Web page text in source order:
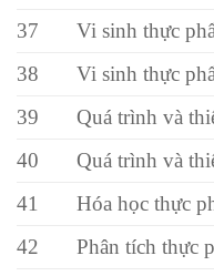
37
Vi sinh thực
38
Vi sinh thực
39
Quá trình và
40
Quá trình và
41
Hóa học thực
42
Phân tích thực